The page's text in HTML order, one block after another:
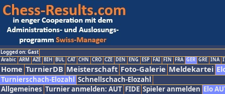
Logged on: Gast
Arabic ARM AZE BIH BUL CAT CHN CRO CZE DEN ENG ESP FAI FIN FRA GER GRE INA
Home TurnierDB Meisterschaft Foto-Galerie Meldekartei
Turnierschach-Elozahl Schnellschach-Elozahl
Allgemeines Turnier anmelden: AUT FIDE Spieler anmelden Elo